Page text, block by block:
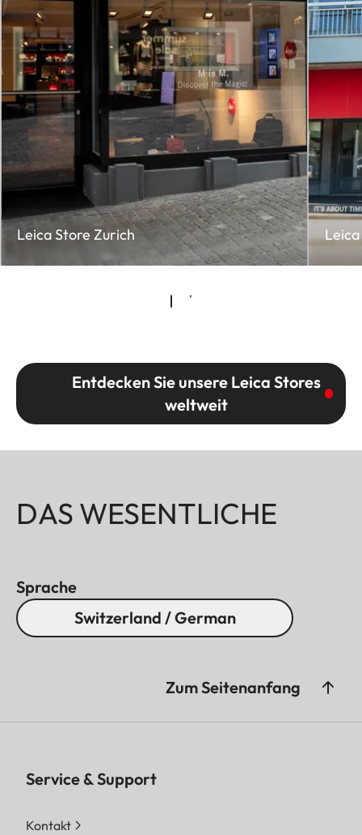
Leica Store Zurich
Entdecken Sie unsere Leica Stores
weltweit
DAS WESENTLICHE
Sprache
Switzerland / German
Zum Seitenanfang
Service & Support
Kontakt